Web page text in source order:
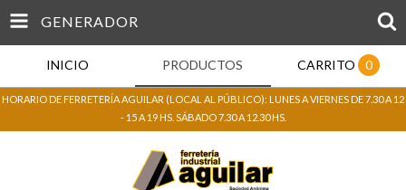
GENERADOR
INICIO PRODUCTOS CARRITO 0
HORARIO DE FERRETERÍA AGUILAR (LOCAL AL PÚBLICO): LUNES A VIERNES DE 7.30 A 12
- 15 A 19 HS. SÁBADO 7.30 A 12.30 HS.